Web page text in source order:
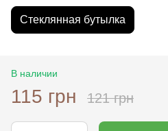
Стеклянная бутылка
В наличии
115 грн 121 грн